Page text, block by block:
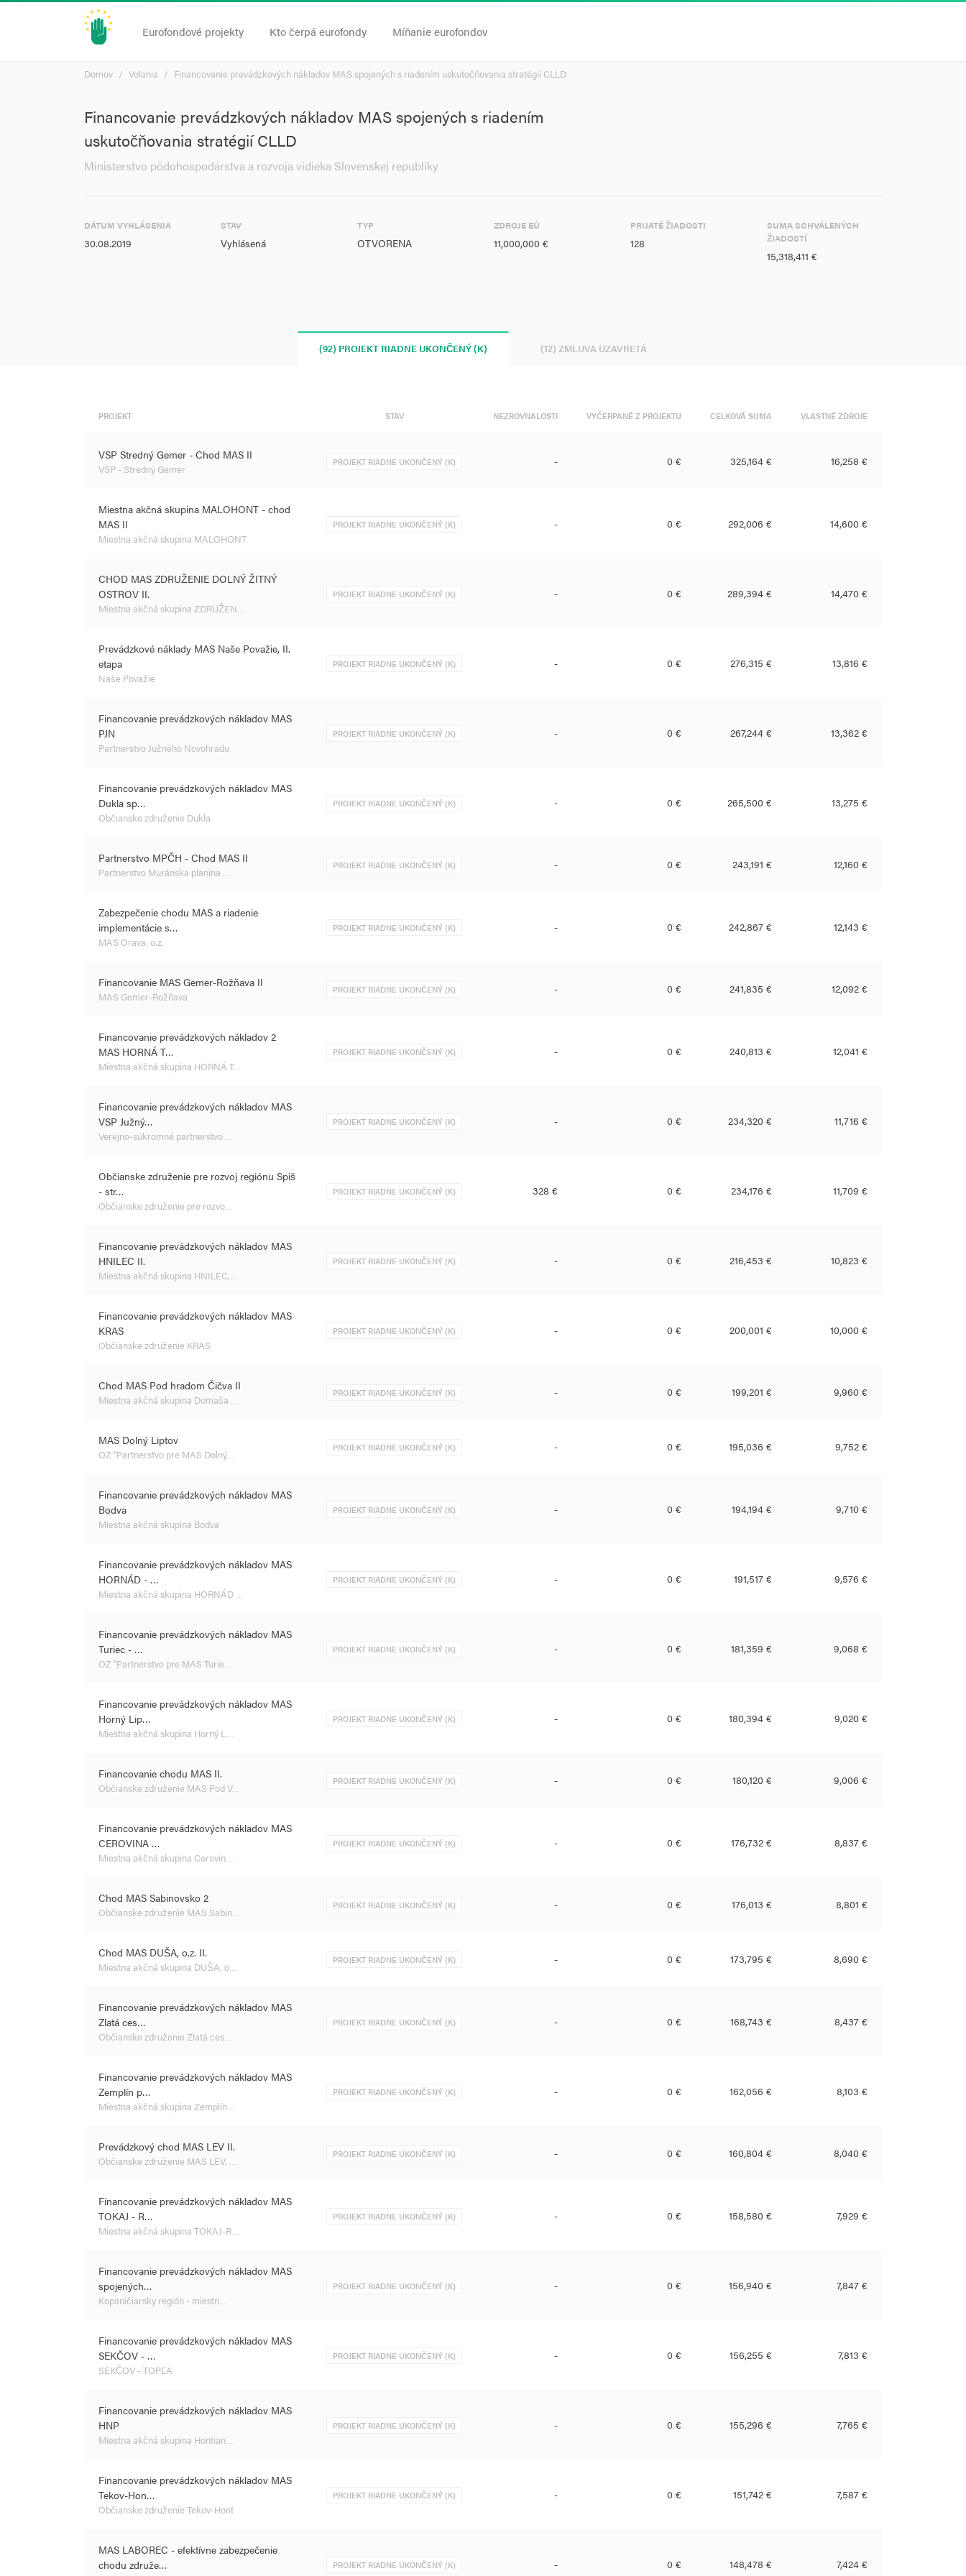
Eurofondové projekty Kto čerpá eurofondy Míňanie eurofondov
Domov Volania Financovanie prevádzkových nákladov MAS spojených s riadením uskutočňovania stratégií CLLD
Financovanie prevádzkových nákladov MAS spojených s riadením
uskutočňovania stratégií CLLD
Ministerstvo pôdohospodárstva a rozvoja vidieka Slovenskej republiky
DÁTUM VYHLÁSENIA
30.08.2019
STAV
Vyhlásená
TYP
OTVORENA
ZDROJE EÚ
11,000,000 €
PRIJATÉ ŽIADOSTI
128
SUMA SCHVÁLENÝCH
ŽIADOSTÍ
15,318,411 €
(92) PROJEKT RIADNE UKONČENÝ (K) (12) ZMLUVA UZAVRETÁ
PROJEKT STAV NEZROVNALOSTI VYČERPANÉ Z PROJEKTU CELKOVÁ SUMA VLASTNÉ ZDROJE
VSP Stredný Gemer - Chod MAS II
VSP - Stredný Gemer
PROJEKT RIADNE UKONČENÝ (K) - 0 € 325,164 € 16,258 €
Miestna akčná skupina MALOHONT - chod
MAS II
Miestna akčná skupina MALOHONT
PROJEKT RIADNE UKONČENÝ (K) - 0 € 292,006 € 14,600 €
CHOD MAS ZDRUŽENIE DOLNÝ ŽITNÝ
OSTROV II.
Miestna akčná skupina ZDRUŽEN…
PROJEKT RIADNE UKONČENÝ (K) - 0 € 289,394 € 14,470 €
Prevádzkové náklady MAS Naše Považie, II.
etapa
Naše Považie
PROJEKT RIADNE UKONČENÝ (K) - 0 € 276,315 € 13,816 €
Financovanie prevádzkových nákladov MAS
PJN
Partnerstvo Južného Novohradu
PROJEKT RIADNE UKONČENÝ (K) - 0 € 267,244 € 13,362 €
Financovanie prevádzkových nákladov MAS
Dukla sp…
Občianske združenie Dukla
PROJEKT RIADNE UKONČENÝ (K) - 0 € 265,500 € 13,275 €
Partnerstvo MPČH - Chod MAS II
Partnerstvo Muránska planina …
PROJEKT RIADNE UKONČENÝ (K) - 0 € 243,191 € 12,160 €
Zabezpečenie chodu MAS a riadenie
implementácie s…
MAS Orava, o.z.
PROJEKT RIADNE UKONČENÝ (K) - 0 € 242,867 € 12,143 €
Financovanie MAS Gemer-Rožňava II
MAS Gemer-Rožňava
PROJEKT RIADNE UKONČENÝ (K) - 0 € 241,835 € 12,092 €
Financovanie prevádzkových nákladov 2
MAS HORNÁ T…
Miestna akčná skupina HORNÁ T…
PROJEKT RIADNE UKONČENÝ (K) - 0 € 240,813 € 12,041 €
Financovanie prevádzkových nákladov MAS
VSP Južný…
Verejno-súkromné partnerstvo …
PROJEKT RIADNE UKONČENÝ (K) - 0 € 234,320 € 11,716 €
Občianske združenie pre rozvoj regiónu Spiš
- str…
Občianske združenie pre rozvo…
PROJEKT RIADNE UKONČENÝ (K) 328 € 0 € 234,176 € 11,709 €
Financovanie prevádzkových nákladov MAS
HNILEC II.
Miestna akčná skupina HNILEC,…
PROJEKT RIADNE UKONČENÝ (K) - 0 € 216,453 € 10,823 €
Financovanie prevádzkových nákladov MAS
KRAS
Občianske združenie KRAS
PROJEKT RIADNE UKONČENÝ (K) - 0 € 200,001 € 10,000 €
Chod MAS Pod hradom Čičva II
Miestna akčná skupina Domaša …
PROJEKT RIADNE UKONČENÝ (K) - 0 € 199,201 € 9,960 €
MAS Dolný Liptov
OZ "Partnerstvo pre MAS Dolný…
PROJEKT RIADNE UKONČENÝ (K) - 0 € 195,036 € 9,752 €
Financovanie prevádzkových nákladov MAS
Bodva
Miestna akčná skupina Bodva
PROJEKT RIADNE UKONČENÝ (K) - 0 € 194,194 € 9,710 €
Financovanie prevádzkových nákladov MAS
HORNÁD - …
Miestna akčná skupina HORNÁD …
PROJEKT RIADNE UKONČENÝ (K) - 0 € 191,517 € 9,576 €
Financovanie prevádzkových nákladov MAS
Turiec - …
OZ "Partnerstvo pre MAS Turie…
PROJEKT RIADNE UKONČENÝ (K) - 0 € 181,359 € 9,068 €
Financovanie prevádzkových nákladov MAS
Horný Lip…
Miestna akčná skupina Horný L…
PROJEKT RIADNE UKONČENÝ (K) - 0 € 180,394 € 9,020 €
Financovanie chodu MAS II.
Občianske združenie MAS Pod V…
PROJEKT RIADNE UKONČENÝ (K) - 0 € 180,120 € 9,006 €
Financovanie prevádzkových nákladov MAS
CEROVINA …
Miestna akčná skupina Cerovin…
PROJEKT RIADNE UKONČENÝ (K) - 0 € 176,732 € 8,837 €
Chod MAS Sabinovsko 2
Občianske združenie MAS Sabin…
PROJEKT RIADNE UKONČENÝ (K) - 0 € 176,013 € 8,801 €
Chod MAS DUŠA, o.z. II.
Miestna akčná skupina DUŠA, o…
PROJEKT RIADNE UKONČENÝ (K) - 0 € 173,795 € 8,690 €
Financovanie prevádzkových nákladov MAS
Zlatá ces…
Občianske združenie Zlatá ces…
PROJEKT RIADNE UKONČENÝ (K) - 0 € 168,743 € 8,437 €
Financovanie prevádzkových nákladov MAS
Zemplín p…
Miestna akčná skupina Zemplín…
PROJEKT RIADNE UKONČENÝ (K) - 0 € 162,056 € 8,103 €
Prevádzkový chod MAS LEV II.
Občianske združenie MAS LEV, …
PROJEKT RIADNE UKONČENÝ (K) - 0 € 160,804 € 8,040 €
Financovanie prevádzkových nákladov MAS
TOKAJ - R…
Miestna akčná skupina TOKAJ-R…
PROJEKT RIADNE UKONČENÝ (K) - 0 € 158,580 € 7,929 €
Financovanie prevádzkových nákladov MAS
spojených…
Kopaničiarsky región - miestn…
PROJEKT RIADNE UKONČENÝ (K) - 0 € 156,940 € 7,847 €
Financovanie prevádzkových nákladov MAS
SEKČOV - …
SEKČOV - TOPĽA
PROJEKT RIADNE UKONČENÝ (K) - 0 € 156,255 € 7,813 €
Financovanie prevádzkových nákladov MAS
HNP
Miestna akčná skupina Hontian…
PROJEKT RIADNE UKONČENÝ (K) - 0 € 155,296 € 7,765 €
Financovanie prevádzkových nákladov MAS
Tekov-Hon…
Občianske združenie Tekov-Hont
PROJEKT RIADNE UKONČENÝ (K) - 0 € 151,742 € 7,587 €
MAS LABOREC - efektívne zabezpečenie
chodu združe…
PROJEKT RIADNE UKONČENÝ (K) - 0 € 148,478 € 7,424 €